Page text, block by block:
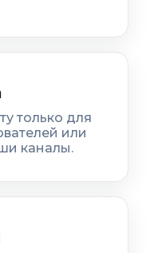
только для
или
каналы.